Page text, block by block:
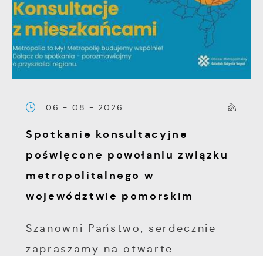
06 - 08 - 2026
Spotkanie konsultacyjne
poświęcone powołaniu związku
metropolitalnego w
województwie pomorskim
Szanowni Państwo, serdecznie
zapraszamy na otwarte
pojawić się na stronach podmiotów trzecich
lub firm będących naszymi partnerami oraz
innych dostawców usług. Firmy te działają w
charakterze pośredników prezentujących nasze
treści w postaci wiadomości, ofert,